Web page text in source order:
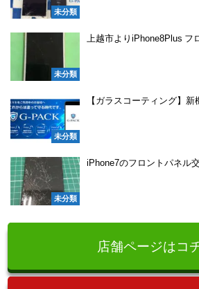
未分類
未分類
上越市よりiPhone8Plus フ
未分類
【ガラスコーティング】新
未分類
iPhone7のフロントパネル
店舗ページはコ